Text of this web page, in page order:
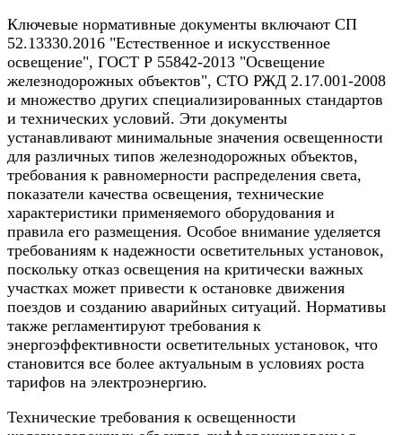
Ключевые нормативные документы включают СП
52.13330.2016 "Естественное и искусственное
освещение", ГОСТ Р 55842-2013 "Освещение
железнодорожных объектов", СТО РЖД 2.17.001-2008
и множество других специализированных стандартов
и технических условий. Эти документы
устанавливают минимальные значения освещенности
для различных типов железнодорожных объектов,
требования к равномерности распределения света,
показатели качества освещения, технические
характеристики применяемого оборудования и
правила его размещения. Особое внимание уделяется
требованиям к надежности осветительных установок,
поскольку отказ освещения на критически важных
участках может привести к остановке движения
поездов и созданию аварийных ситуаций. Нормативы
также регламентируют требования к
энергоэффективности осветительных установок, что
становится все более актуальным в условиях роста
тарифов на электроэнергию.
Технические требования к освещенности